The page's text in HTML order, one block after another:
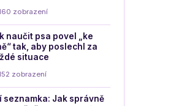
zobrazení
naučit psa povel „ke
tak, aby poslechl za
situace
zobrazení
seznamka: Jak správně